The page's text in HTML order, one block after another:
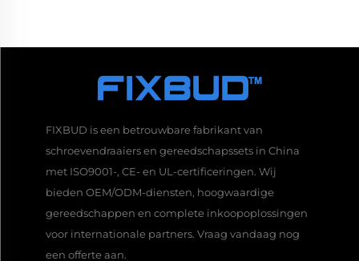
FIXBUD is een betrouwbare fabrikant van
schroevendraaiers en gereedschapssets in China
met ISO9001-, CE- en UL-certificeringen. Wij
bieden OEM/ODM-diensten, hoogwaardige
gereedschappen en complete inkoopoplossingen
voor internationale partners. Vraag vandaag nog
een offerte aan.